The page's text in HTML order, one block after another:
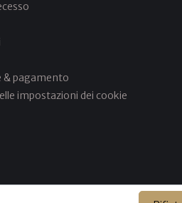
& pagamento
impostazioni dei cookie